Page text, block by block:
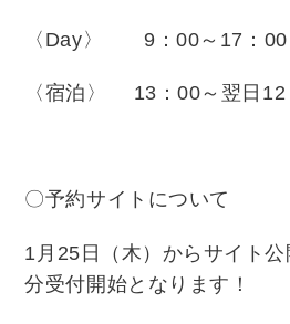
〈 Day〉9 ：00～ 17 ： 00
〈宿泊〉 13 ：00～翌日 12
〇予約サイトについて
1 月 25 日（木）からサイト公
分受付開始となります！